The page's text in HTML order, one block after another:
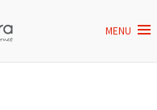
MENU